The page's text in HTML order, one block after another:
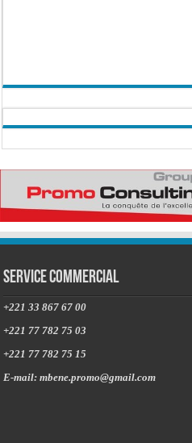
Service commercial
+221 33 867 67 00
+221 77 782 75 03
+221 77 782 75 15
E-mail: mbene.promo@gmail.com